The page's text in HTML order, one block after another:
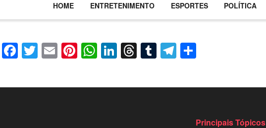
HOME ENTRETENIMENTO ESPORTES POLÍTICA
Facebook
Twitter
EmailPinterest
WhatsApp
LinkedIn
Threads
TumblrTelegram
Principais Tópicos